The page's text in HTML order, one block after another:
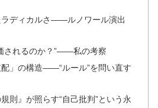
ラディカルさ――ルノワール演出
されるのか？”――私の考察
配」の構造――“ルール”を問い直す
則』が照らす“自己批判”という永